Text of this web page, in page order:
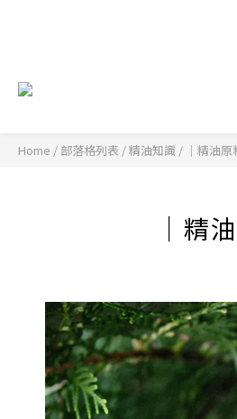
Home / 部落格列表 /精油知識 / ｜精油
｜精